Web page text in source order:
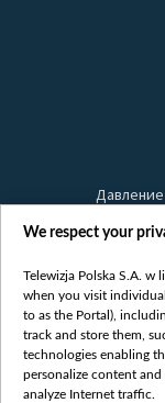
We respect your
Telewizja Polska S.A. w
when you visit
to as the Portal),
track and store them,
technologies enabling
personalize content and
analyze Internet traffic.